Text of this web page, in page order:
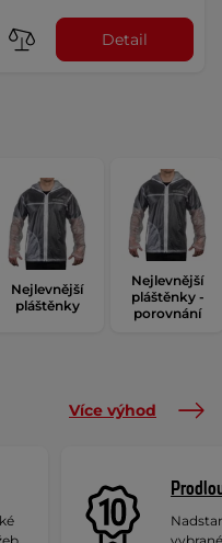
Detail
Nejlevnější
pláštěnky
Nejlevnější
pláštěnky -
porovnání
Více výhod